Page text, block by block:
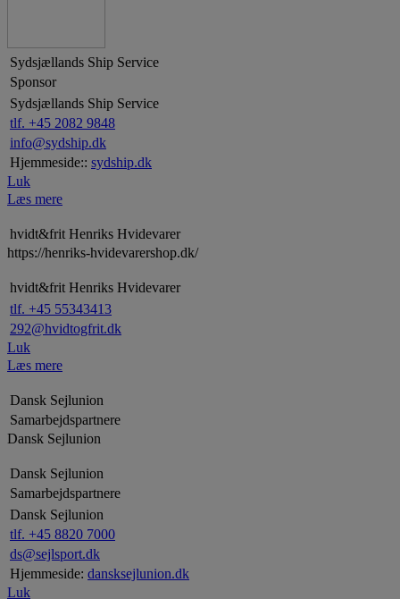
Sydsjællands Ship Service
Sponsor
Sydsjællands Ship Service
tlf. +45 2082 9848
info@sydship.dk
Hjemmeside:: sydship.dk
Luk
Læs mere
hvidt&frit Henriks Hvidevarer
https://henriks-hvidevarershop.dk/
hvidt&frit Henriks Hvidevarer
tlf. +45 55343413
292@hvidtogfrit.dk
Luk
Læs mere
Dansk Sejlunion
Samarbejdspartnere
Dansk Sejlunion
Dansk Sejlunion
Samarbejdspartnere
Dansk Sejlunion
tlf. +45 8820 7000
ds@sejlsport.dk
Hjemmeside: dansksejlunion.dk
Luk